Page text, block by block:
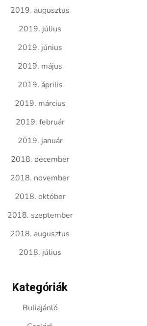
2019. augusztus
2019. július
2019. június
2019. május
2019. április
2019. március
2019. február
2019. január
2018. december
2018. november
2018. október
2018. szeptember
2018. augusztus
2018. július
Kategóriák
Buliajánló